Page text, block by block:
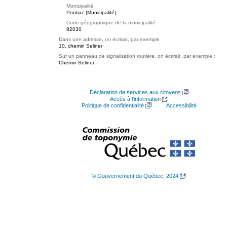
Municipalité
Pontiac (Municipalité)
Code géographique de la municipalité
82030
Dans une adresse, on écrirait, par exemple :
10, chemin Seliner
Sur un panneau de signalisation routière, on écrirait, par exemple :
Chemin Seliner
Déclaration de services aux citoyens
Accès à l’information
Politique de confidentialité
Accessibilité
© Gouvernement du Québec, 2024